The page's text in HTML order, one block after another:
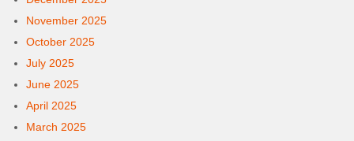
November 2025
October 2025
July 2025
June 2025
April 2025
March 2025